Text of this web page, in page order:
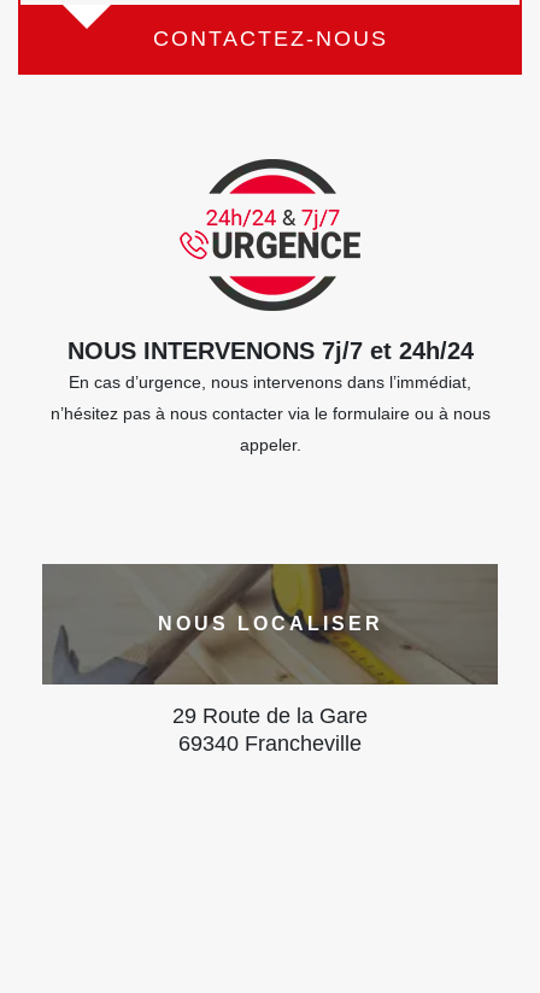
CONTACTEZ-NOUS
NOUS INTERVENONS 7j/7 et 24h/24
En cas d’urgence, nous intervenons dans l’immédiat,
n’hésitez pas à nous contacter via le formulaire ou à nous
appeler.
NOUS LOCALISER
29 Route de la Gare
69340 Francheville